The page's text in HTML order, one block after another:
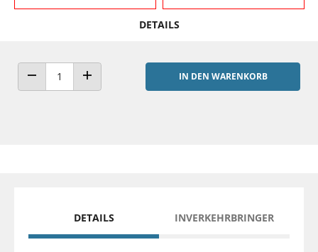
DETAILS
ANZAHL VERRINGERNANZAHL ERHÖHEN
IN DEN WARENKORB
DETAILS INVERKEHRBRINGER